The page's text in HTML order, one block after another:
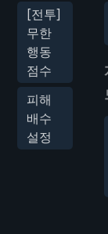
[전투]
무한
행동
점수
피해
배수
설정